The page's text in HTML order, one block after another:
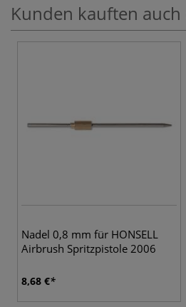
Kunden kauften auch
Nadel 0,8 mm für HONSELL
Airbrush Spritzpistole 2006
8,68 €